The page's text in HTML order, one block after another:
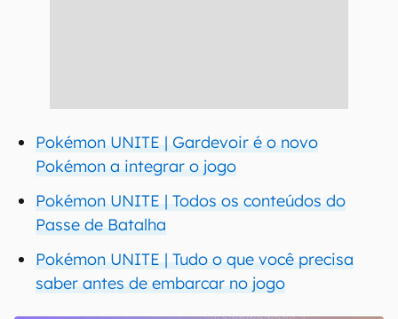
Pokémon UNITE | Gardevoir é o novo
Pokémon a integrar o jogo
Pokémon UNITE | Todos os conteúdos do
Passe de Batalha
Pokémon UNITE | Tudo o que você precisa
saber antes de embarcar no jogo